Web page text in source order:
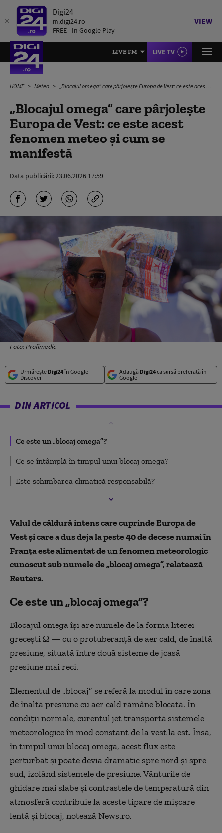
Digi24
m.digi24.ro
FREE - In Google Play
VIEW
LIVE FM LIVE TV
HOME Meteo „Blocajul omega” care pârjolește Europa de Vest: ce este acest fenomen meteo și cum se manifestă
„Blocajul omega” care pârjolește
Europa de Vest: ce este acest
fenomen meteo și cum se
manifestă
Data publicării:23.06.2026 17:59
Foto: Profimedia
Urmărește Digi24în Google
Discover
Adaugă Digi24ca sursă preferată în
Google
DIN ARTICOL
Ce este un „blocaj omega”?
Ce se întâmplă în timpul unui blocaj omega?
Este schimbarea climatică responsabilă?
Valul de căldură intens care cuprinde Europa de
Vest şi care a dus deja la peste 40 de decese numai în
Franţa este alimentat de un fenomen meteorologic
cunoscut sub numele de „blocaj omega”, relatează
Reuters.
Ce este un „blocaj omega”?
Blocajul omega îşi are numele de la forma literei
greceşti Ω — cu o protuberanţă de aer cald, de înaltă
presiune, situată între două sisteme de joasă
presiune mai reci.
Elementul de „blocaj” se referă la modul în care zona
de înaltă presiune cu aer cald rămâne blocată. În
condiţii normale, curentul jet transportă sistemele
meteorologice în mod constant de la vest la est. Însă,
în timpul unui blocaj omega, acest flux este
perturbat şi poate devia dramatic spre nord şi spre
sud, izolând sistemele de presiune. Vânturile de
ghidare mai slabe şi contrastele de temperatură din
atmosferă contribuie la aceste tipare de mişcare
lentă şi blocaj, notează News.ro.